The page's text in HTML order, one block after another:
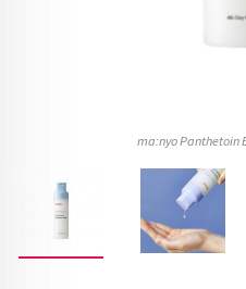
ma:nyo Panthetoin